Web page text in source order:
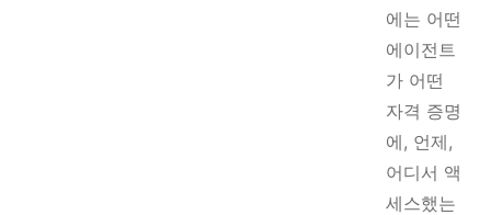
에는 어떤
에이전트
가 어떤
자격 증명
에, 언제,
어디서 액
세스했는